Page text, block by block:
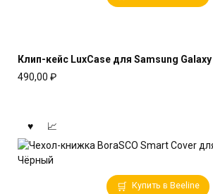
Клип-кейс LuxCase для Samsung
490,00 ₽
Купить в Beeline